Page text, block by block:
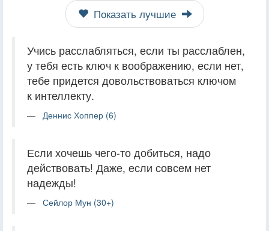
Показать лучшие
Учись расслабляться, если ты расслаблен,
у тебя есть ключ к воображению, если нет,
тебе придется довольствоваться ключом
к интеллекту.
Деннис Хоппер (6)
Если хочешь чего-то добиться, надо
действовать! Даже, если совсем нет
надежды!
Сейлор Мун (30+)